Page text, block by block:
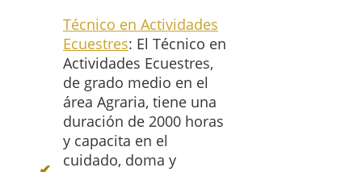
Técnico en Actividades
Ecuestres: El Técnico en
Actividades Ecuestres,
de grado medio en el
área Agraria, tiene una
duración de 2000 horas
y capacita en el
cuidado, doma y